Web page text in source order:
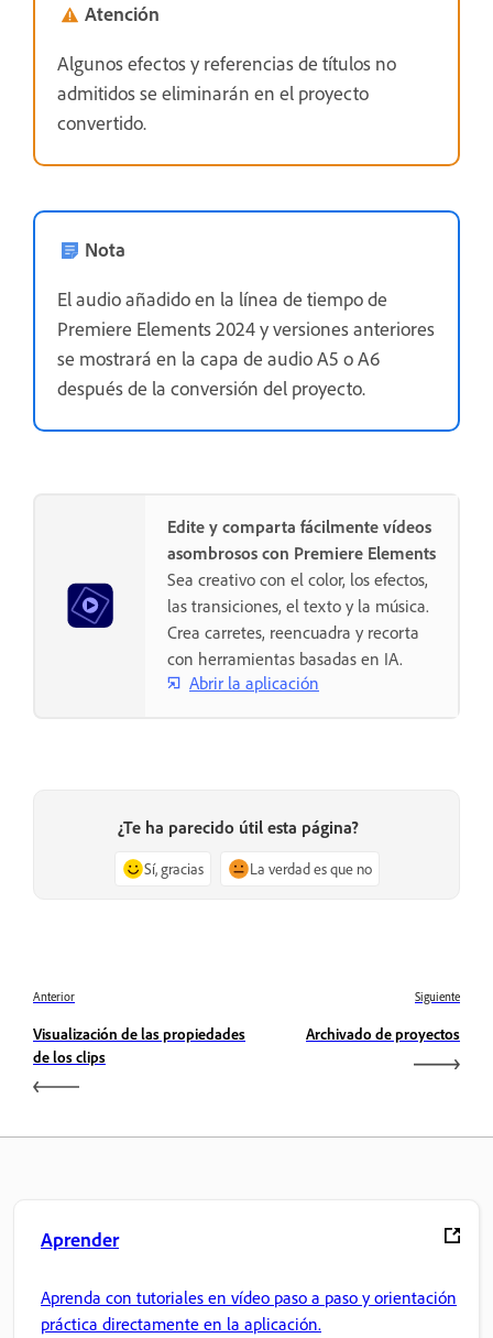
Atención
Algunos efectos y referencias de títulos no
admitidos se eliminarán en el proyecto
convertido.
Nota
El audio añadido en la línea de tiempo de
Premiere Elements 2024 y versiones anteriores
se mostrará en la capa de audio A5 o A6
después de la conversión del proyecto.
Edite y comparta fácilmente vídeos
asombrosos con Premiere Elements
Sea creativo con el color, los efectos,
las transiciones, el texto y la música.
Crea carretes, reencuadra y recorta
con herramientas basadas en IA.
Abrir la aplicación
¿Te ha parecido útil esta página?
Sí, gracias La verdad es que no
Anterior
Visualización de las propiedades
de los clips
Siguiente
Archivado de proyectos
Aprender
Aprenda con tutoriales en vídeo paso a paso y orientación
práctica directamente en la aplicación.